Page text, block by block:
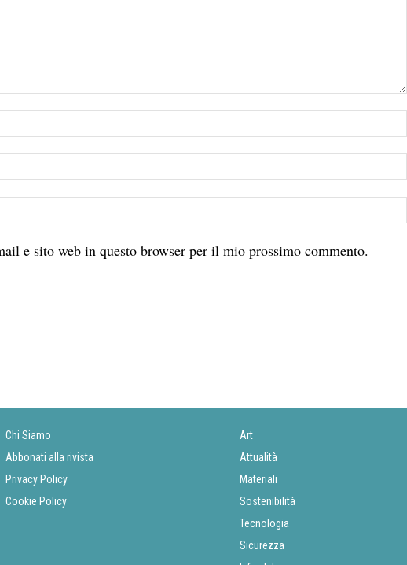
e sito web in questo browser per il mio prossimo commento.
Chi Siamo
Abbonati alla rivista
Privacy Policy
Cookie Policy
Art
Attualità
Materiali
Sostenibilità
Tecnologia
Sicurezza